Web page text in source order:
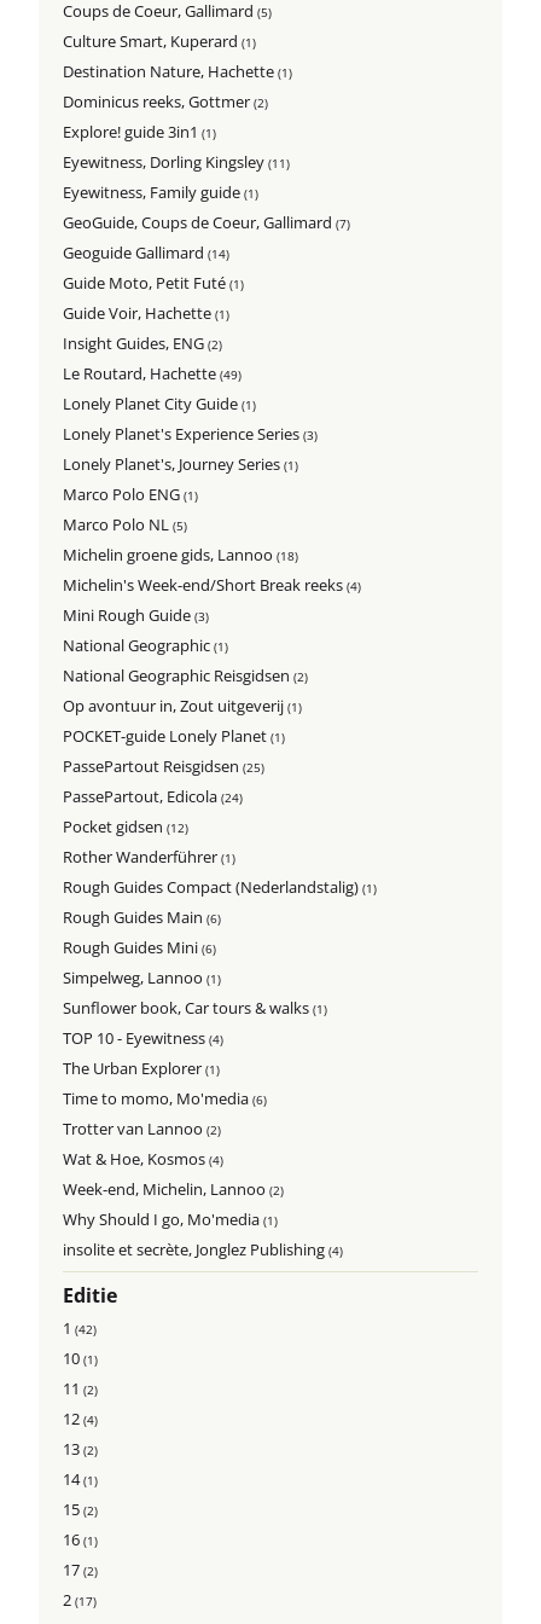
Coups de Coeur, Gallimard(5)
Culture Smart, Kuperard(1)
Destination Nature, Hachette(1)
Dominicus reeks, Gottmer(2)
Explore! guide 3in1(1)
Eyewitness, Dorling Kingsley(11)
Eyewitness, Family guide(1)
GeoGuide, Coups de Coeur, Gallimard(7)
Geoguide Gallimard(14)
Guide Moto, Petit Futé(1)
Guide Voir, Hachette(1)
Insight Guides, ENG(2)
Le Routard, Hachette(49)
Lonely Planet City Guide(1)
Lonely Planet's Experience Series(3)
Lonely Planet's, Journey Series(1)
Marco Polo ENG(1)
Marco Polo NL(5)
Michelin groene gids, Lannoo(18)
Michelin's Week-end/Short Break reeks(4)
Mini Rough Guide(3)
National Geographic(1)
National Geographic Reisgidsen(2)
Op avontuur in, Zout uitgeverij(1)
POCKET-guide Lonely Planet(1)
PassePartout Reisgidsen(25)
PassePartout, Edicola(24)
Pocket gidsen(12)
Rother Wanderführer(1)
Rough Guides Compact (Nederlandstalig)(1)
Rough Guides Main(6)
Rough Guides Mini(6)
Simpelweg, Lannoo(1)
Sunflower book, Car tours & walks(1)
TOP 10 - Eyewitness(4)
The Urban Explorer(1)
Time to momo, Mo'media(6)
Trotter van Lannoo(2)
Wat & Hoe, Kosmos(4)
Week-end, Michelin, Lannoo(2)
Why Should I go, Mo'media(1)
insolite et secrète, Jonglez Publishing(4)
Editie
1(42)
10(1)
11(2)
12(4)
13(2)
14(1)
15(2)
16(1)
17(2)
2(17)